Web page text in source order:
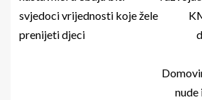
svjedoci vrijednosti koje žele
prenijeti djeci
nude